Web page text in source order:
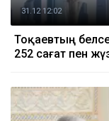
31.12 12:02
Тоқаевтың
252 сағат пен